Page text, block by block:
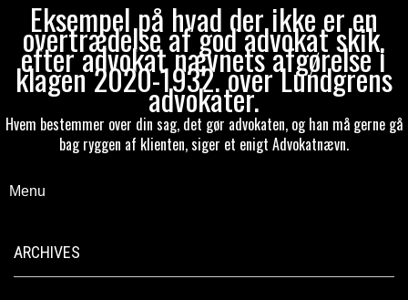
Eksempel på hvad der ikke er en
overtrædelse af god advokat skik,
efter advokat nævnets afgørelse i
klagen 2020-1932. over Lundgrens
advokater.
Hvem bestemmer over din sag, det gør advokaten, og han må gerne gå
bag ryggen af klienten, siger et enigt Advokatnævn.
Menu
ARCHIVES